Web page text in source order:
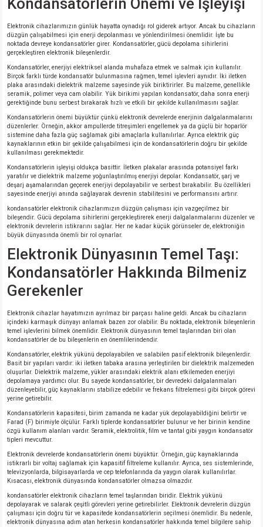
Kondansatörlerin Önemi ve İşleyişi
Elektronik cihazlarımızın günlük hayatta oynadığı rol giderek artıyor. Ancak bu cihazların
düzgün çalışabilmesi için enerji depolanması ve yönlendirilmesi önemlidir. İşte bu
noktada devreye kondansatörler girer. Kondansatörler, gücü depolama sihirlerini
gerçekleştiren elektronik bileşenlerdir.
Kondansatörler, enerjiyi elektriksel alanda muhafaza etmek ve salmak için kullanılır.
Birçok farklı türde kondansatör bulunmasına rağmen, temel işlevleri aynıdır. İki iletken
plaka arasındaki dielektrik malzeme sayesinde yük biriktirirler. Bu malzeme, genellikle
seramik, polimer veya cam olabilir. Yük birikimi yapılan kondansatör, daha sonra enerji
gerektiğinde bunu serbest bırakarak hızlı ve etkili bir şekilde kullanılmasını sağlar.
Kondansatörlerin önemi büyüktür çünkü elektronik devrelerde enerjinin dalgalanmalarını
düzenlerler. Örneğin, akkor ampullerde titreşimleri engellemek ya da güçlü bir hoparlör
sistemine daha fazla güç sağlamak gibi amaçlarla kullanılırlar. Ayrıca elektrik güç
kaynaklarının etkin bir şekilde çalışabilmesi için de kondansatörlerin doğru bir şekilde
kullanılması gerekmektedir.
Kondansatörlerin işleyişi oldukça basittir. İletken plakalar arasında potansiyel farkı
yaratılır ve dielektrik malzeme yoğunlaştırılmış enerjiyi depolar. Kondansatör, şarj ve
deşarj aşamalarından geçerek enerjiyi depolayabilir ve serbest bırakabilir. Bu özellikleri
sayesinde enerjiyi anında sağlayarak devrenin stabilitesini ve performansını artırır.
kondansatörler elektronik cihazlarımızın düzgün çalışması için vazgeçilmez bir
bileşendir. Gücü depolama sihirlerini gerçekleştirerek enerji dalgalanmalarını düzenler ve
elektronik devrelerin istikrarını sağlar. Her ne kadar küçük görünseler de, elektroniğin
büyük dünyasında önemli bir rol oynarlar.
Elektronik Dünyasının Temel Taşı:
Kondansatörler Hakkında Bilmeniz
Gerekenler
Elektronik cihazlar hayatımızın ayrılmaz bir parçası haline geldi. Ancak bu cihazların
içindeki karmaşık dünyayı anlamak bazen zor olabilir. Bu noktada, elektronik bileşenlerin
temel işlevlerini bilmek önemlidir. Elektronik dünyasının temel taşlarından biri olan
kondansatörler de bu bileşenlerin en önemlilerindendir.
Kondansatörler, elektrik yükünü depolayabilen ve salabilen pasif elektronik bileşenlerdir.
Basit bir yapıları vardır: iki iletken tabaka arasına yerleştirilen bir dielektrik malzemeden
oluşurlar. Dielektrik malzeme, yükler arasındaki elektrik alanı etkilemeden enerjiyi
depolamaya yardımcı olur. Bu sayede kondansatörler, bir devredeki dalgalanmaları
düzenleyebilir, güç kaynaklarını stabilize edebilir ve frekans filtrelemesi gibi birçok görevi
yerine getirebilir.
Kondansatörlerin kapasitesi, birim zamanda ne kadar yük depolayabildiğini belirtir ve
Farad (F) birimiyle ölçülür. Farklı tiplerde kondansatörler bulunur ve her birinin kendine
özgü kullanım alanları vardır. Seramik, elektrolitik, film ve tantal gibi yaygın kondansatör
tipleri mevcuttur.
Elektronik devrelerde kondansatörlerin önemi büyüktür. Örneğin, güç kaynaklarında
istikrarlı bir voltaj sağlamak için kapasitif filtreleme kullanılır. Ayrıca, ses sistemlerinde,
televizyonlarda, bilgisayarlarda ve cep telefonlarında da yaygın olarak kullanılırlar.
Kısacası, elektronik dünyasında kondansatörler olmazsa olmazdır.
kondansatörler elektronik cihazların temel taşlarından biridir. Elektrik yükünü
depolayarak ve salarak çeşitli görevleri yerine getirebilirler. Elektronik devrelerin düzgün
çalışması için doğru tür ve kapasitede kondansatörlerin seçilmesi önemlidir. Bu nedenle,
elektronik dünyasına adım atan herkesin kondansatörler hakkında temel bilgilere sahip